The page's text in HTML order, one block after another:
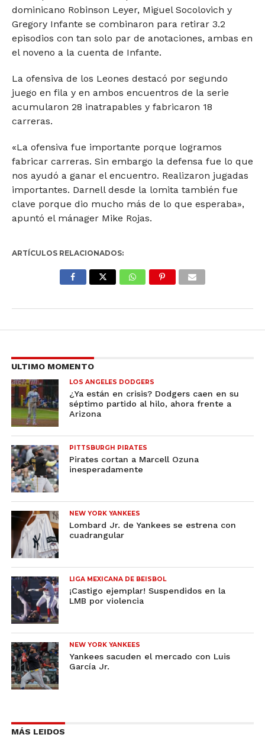
dominicano Robinson Leyer, Miguel Socolovich y
Gregory Infante se combinaron para retirar 3.2
episodios con tan solo par de anotaciones, ambas en
el noveno a la cuenta de Infante.
La ofensiva de los Leones destacó por segundo
juego en fila y en ambos encuentros de la serie
acumularon 28 inatrapables y fabricaron 18
carreras.
«La ofensiva fue importante porque logramos
fabricar carreras. Sin embargo la defensa fue lo que
nos ayudó a ganar el encuentro. Realizaron jugadas
importantes. Darnell desde la lomita también fue
clave porque dio mucho más de lo que esperaba»,
apuntó el mánager Mike Rojas.
ARTÍCULOS RELACIONADOS:
ULTIMO MOMENTO
LOS ANGELES DODGERS
¿Ya están en crisis? Dodgers caen en su
séptimo partido al hilo, ahora frente a
Arizona
PITTSBURGH PIRATES
Pirates cortan a Marcell Ozuna
inesperadamente
NEW YORK YANKEES
Lombard Jr. de Yankees se estrena con
cuadrangular
LIGA MEXICANA DE BEISBOL
¡Castigo ejemplar! Suspendidos en la
LMB por violencia
NEW YORK YANKEES
Yankees sacuden el mercado con Luis
García Jr.
MÁS LEIDOS